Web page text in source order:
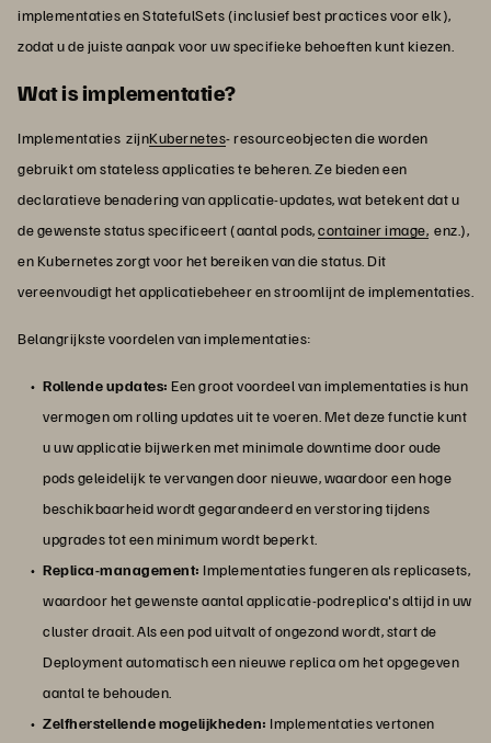
implementaties en StatefulSets (inclusief best practices voor elk),
zodat u de juiste aanpak voor uw specifieke behoeften kunt kiezen.
Wat is implementatie?
Implementaties zijnKubernetes- resourceobjecten die worden
gebruikt om stateless applicaties te beheren. Ze bieden een
declaratieve benadering van applicatie-updates, wat betekent dat u
de gewenste status specificeert (aantal pods,container image, enz.),
en Kubernetes zorgt voor het bereiken van die status. Dit
vereenvoudigt het applicatiebeheer en stroomlijnt de implementaties.
Belangrijkste voordelen van implementaties:
Rollende updates: Een groot voordeel van implementaties is hun
vermogen om rolling updates uit te voeren. Met deze functie kunt
u uw applicatie bijwerken met minimale downtime door oude
pods geleidelijk te vervangen door nieuwe, waardoor een hoge
beschikbaarheid wordt gegarandeerd en verstoring tijdens
upgrades tot een minimum wordt beperkt.
Replica-management: Implementaties fungeren als replicasets,
waardoor het gewenste aantal applicatie-podreplica's altijd in uw
cluster draait. Als een pod uitvalt of ongezond wordt, start de
Deployment automatisch een nieuwe replica om het opgegeven
aantal te behouden.
Zelfherstellende mogelijkheden: Implementaties vertonen